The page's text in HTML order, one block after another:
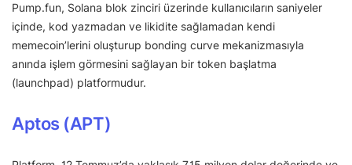
Pump.fun, Solana blok zinciri üzerinde kullanıcıların saniyeler
içinde, kod yazmadan ve likidite sağlamadan kendi
memecoin’lerini oluşturup bonding curve mekanizmasıyla
anında işlem görmesini sağlayan bir token başlatma
(launchpad) platformudur.
Aptos (APT)